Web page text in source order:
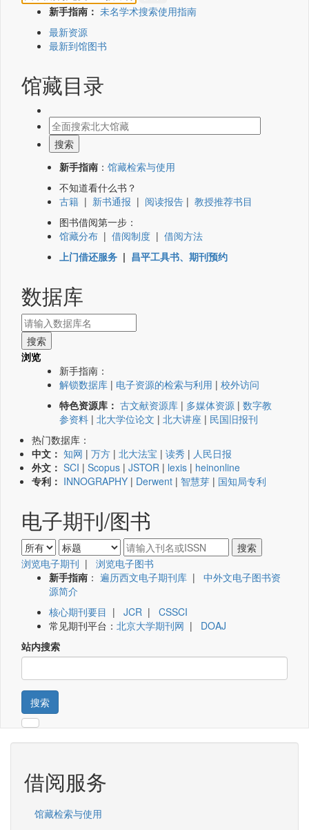
新手指南： 未名学术搜索使用指南
最新资源
最新到馆图书
馆藏目录
新手指南 ： 馆藏检索与使用
不知道看什么书？
古籍 | 新书通报 | 阅读报告 | 教授推荐书目
图书借阅第一步：
馆藏分布 | 借阅制度 | 借阅方法
上门借还服务 | 昌平工具书、期刊预约
数据库
浏览
新手指南：
解锁数据库 | 电子资源的检索与利用 | 校外访问
特色资源库： 古文献资源库 | 多媒体资源 | 数字教
参资料 | 北大学位论文 | 北大讲座 | 民国旧报刊
热门数据库：
中文： 知网 | 万方 | 北大法宝 | 读秀 | 人民日报
外文： SCI | Scopus | JSTOR | lexis | heinonline
专利： INNOGRAPHY | Derwent | 智慧芽 | 国知局专利
电子期刊/图书
浏览电子期刊 | 浏览电子图书
新手指南 ： 遍历西文电子期刊库 | 中外文电子图书资
源简介
核心期刊要目 | JCR | CSSCI
常见期刊平台： 北京大学期刊网 | DOAJ
站内搜索
搜索
借阅服务
馆藏检索与使用